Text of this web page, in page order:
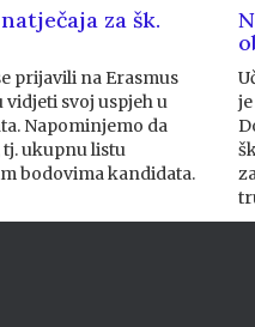
za šk.
prijavili na Erasmus
vidjeti svoj uspjeh u
Napominjemo da
tj. ukupnu listu
bodovima kandidata.